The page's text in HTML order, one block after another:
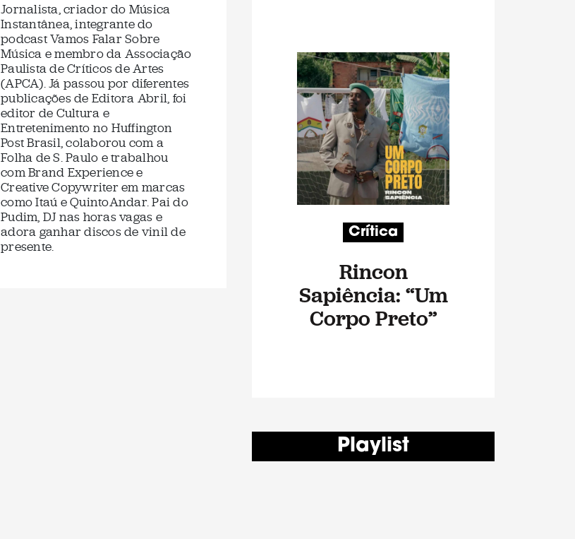
Jornalista, criador do Música
Instantânea, integrante do
podcast Vamos Falar Sobre
Música e membro da Associação
Paulista de Críticos de Artes
(APCA). Já passou por diferentes
publicações de Editora Abril, foi
editor de Cultura e
Entretenimento no Huffington
Post Brasil, colaborou com a
Folha de S. Paulo e trabalhou
com Brand Experience e
Creative Copywriter em marcas
como Itaú e QuintoAndar. Pai do
Pudim, DJ nas horas vagas e
adora ganhar discos de vinil de
presente.
Crítica
Rincon
Sapiência: “Um
Corpo Preto”
Playlist